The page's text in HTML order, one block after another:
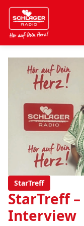
StarTreff
StarTreff
Interview